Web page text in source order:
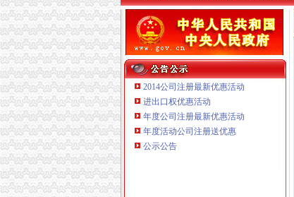
本站导航
2014公司注册最新优惠活动
进出口权优惠活动
年度公司注册最新优惠活动
年度活动公司注册送优惠
公示公告
重庆鸽牌电线电缆有限公司 渝北10010万 (
重庆傲志众达投资咨询有限责任公司 渝